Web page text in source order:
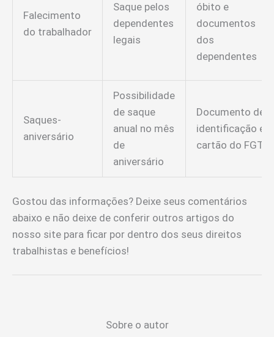
Falecimento
do trabalhador
Saque pelos
dependentes
legais
óbito e
documentos
dos
dependentes
Saques-
aniversário
Possibilidade
de saque
anual no mês
de
aniversário
Documento de
identificação e
cartão do FGTS
Gostou das informações? Deixe seus comentários
abaixo e não deixe de conferir outros artigos do
nosso site para ficar por dentro dos seus direitos
trabalhistas e benefícios!
Sobre o autor